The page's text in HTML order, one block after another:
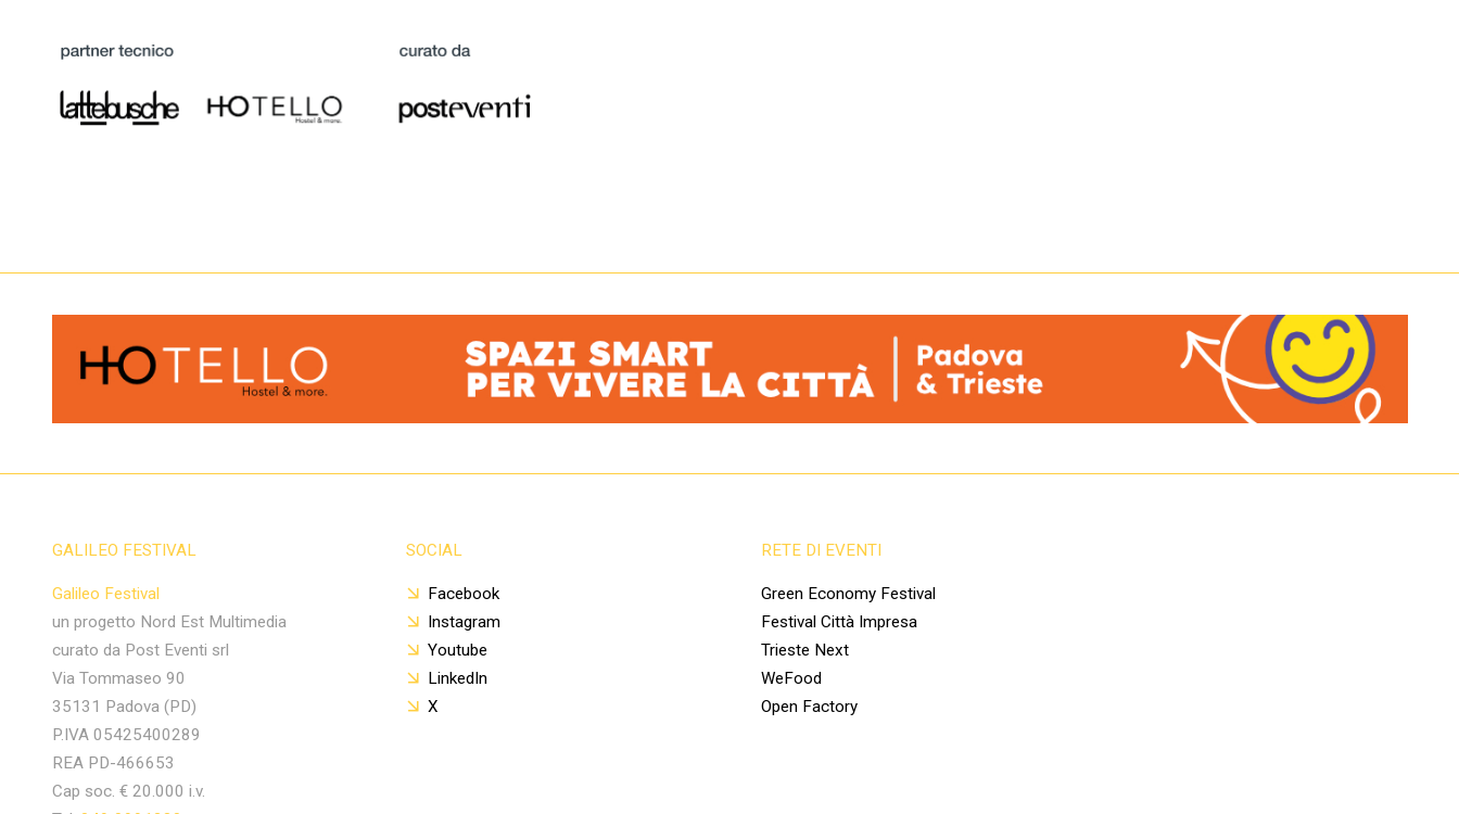
GALILEO FESTIVAL
Galileo Festival
un progetto Nord Est Multimedia
curato da Post Eventi srl
Via Tommaseo 90
35131 Padova (PD)
P.IVA 05425400289
REA PD-466653
Cap soc. € 20.000 i.v.
SOCIAL
Facebook
Instagram
Youtube
LinkedIn
X
RETE DI EVENTI
Green Economy Festival
Festival Città Impresa
Trieste Next
WeFood
Open Factory